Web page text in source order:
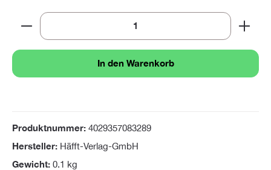
Produkt Anzahl: Gib den gewünschten Wert ein
In den Warenkorb
Produktnummer: 4029357083289
Hersteller: Häfft-Verlag-GmbH
Gewicht: 0.1 kg